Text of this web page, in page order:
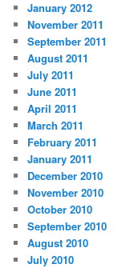
January 2012
November 2011
September 2011
August 2011
July 2011
June 2011
April 2011
March 2011
February 2011
January 2011
December 2010
November 2010
October 2010
September 2010
August 2010
July 2010